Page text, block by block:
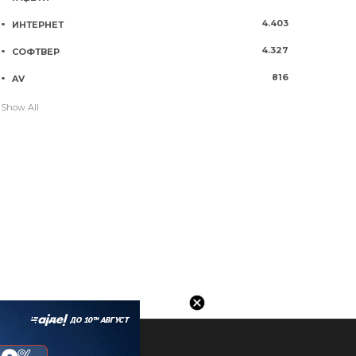
ИНТЕРНЕТ 4.403
СОФТВЕР 4.327
AV 816
Show All